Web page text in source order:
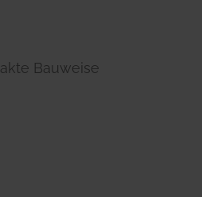
Bauweise